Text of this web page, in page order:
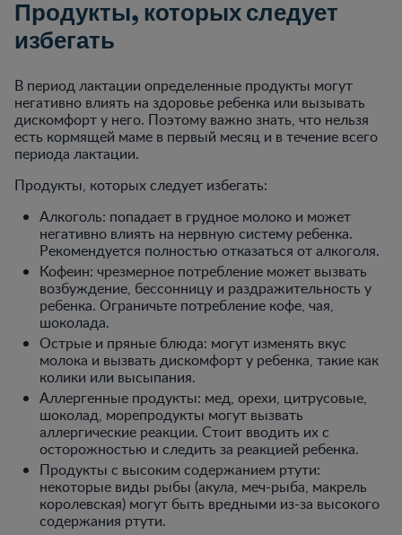
Продукты, которых следует
избегать
В период лактации определенные продукты могут
негативно влиять на здоровье ребенка или вызывать
дискомфорт у него. Поэтому важно знать, что нельзя
есть кормящей маме в первый месяц и в течение всего
периода лактации.
Продукты, которых следует избегать:
Алкоголь: попадает в грудное молоко и может
негативно влиять на нервную систему ребенка.
Рекомендуется полностью отказаться от алкоголя.
Кофеин: чрезмерное потребление может вызвать
возбуждение, бессонницу и раздражительность у
ребенка. Ограничьте потребление кофе, чая,
шоколада.
Острые и пряные блюда: могут изменять вкус
молока и вызвать дискомфорт у ребенка, такие как
колики или высыпания.
Аллергенные продукты: мед, орехи, цитрусовые,
шоколад, морепродукты могут вызвать
аллергические реакции. Стоит вводить их с
осторожностью и следить за реакцией ребенка.
Продукты с высоким содержанием ртути:
некоторые виды рыбы (акула, меч-рыба, макрель
королевская) могут быть вредными из-за высокого
содержания ртути.